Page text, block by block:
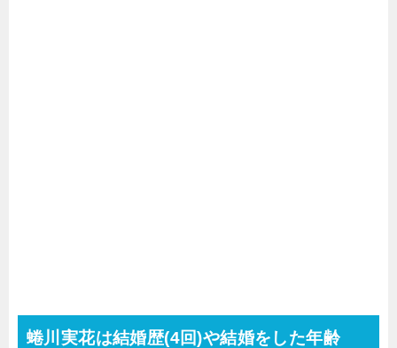
蜷川実花は結婚歴(4回)や結婚をした年齢